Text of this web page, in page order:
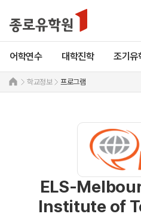
어학연수 대학진학 조기유
학교정보 프로그램
ELS-
Institute of